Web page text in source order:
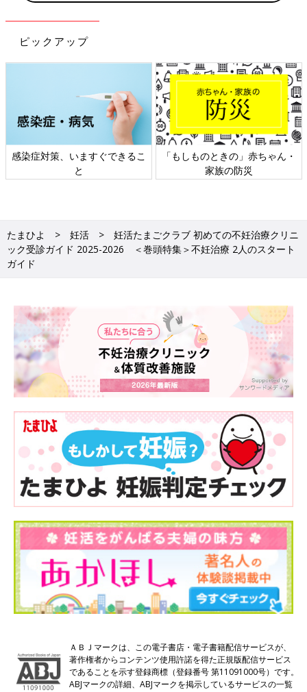
ピックアップ
日本外来小児科学会リーフレッ
ト検討会
六星占術 細木かおりさんの人生
相談
たまひよ 妊活
妊活たまごクラブ 初めての不妊治療クリニ
ック受診ガイド 2025-2026 ＜巻頭特集＞不妊治療 2人のスタート
ガイド
ＡＢＪマークは、この電子書店・電子書籍配信サービスが、
著作権者からコンテンツ使用許諾を得た正規版配信サービス
であることを示す登録商標（登録番号 第11091000号）です。
ABJマークの詳細、ABJマークを掲示しているサービスの一覧